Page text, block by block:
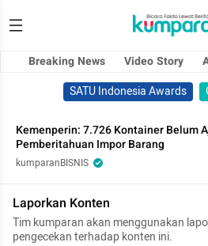
Breaking News Video Story
SATU Indonesia Awards
Kemenperin: 7.726 Kontainer Belum
Pemberitahuan Impor Barang
kumparanBISNIS
Laporkan Konten
Tim kumparan akan menggunakan
pengecekan terhadap konten ini.